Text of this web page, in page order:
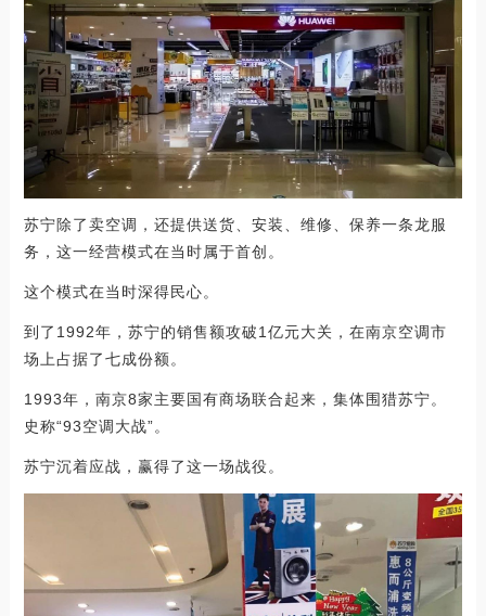
苏宁除了卖空调，还提供送货、安装、维修、保养一条龙服
务，这一经营模式在当时属于首创。
这个模式在当时深得民心。
到了1992年，苏宁的销售额攻破1亿元大关，在南京空调市
场上占据了七成份额。
1993年，南京8家主要国有商场联合起来，集体围猎苏宁。
史称“93空调大战”。
苏宁沉着应战，赢得了这一场战役。